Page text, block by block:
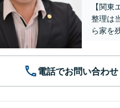
【関
整理は
ら家を
電話でお問い合わせ